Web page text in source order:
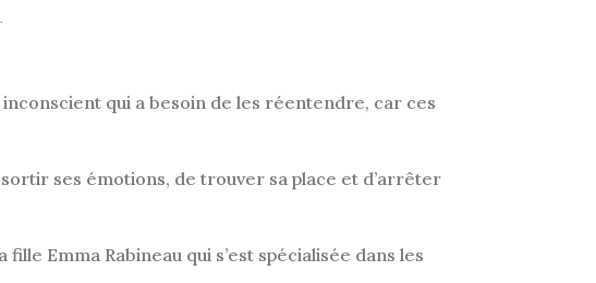
qui a besoin de les réentendre, car ces
ses émotions, de trouver sa place et d’arrêter
Emma Rabineau qui s’est spécialisée dans les